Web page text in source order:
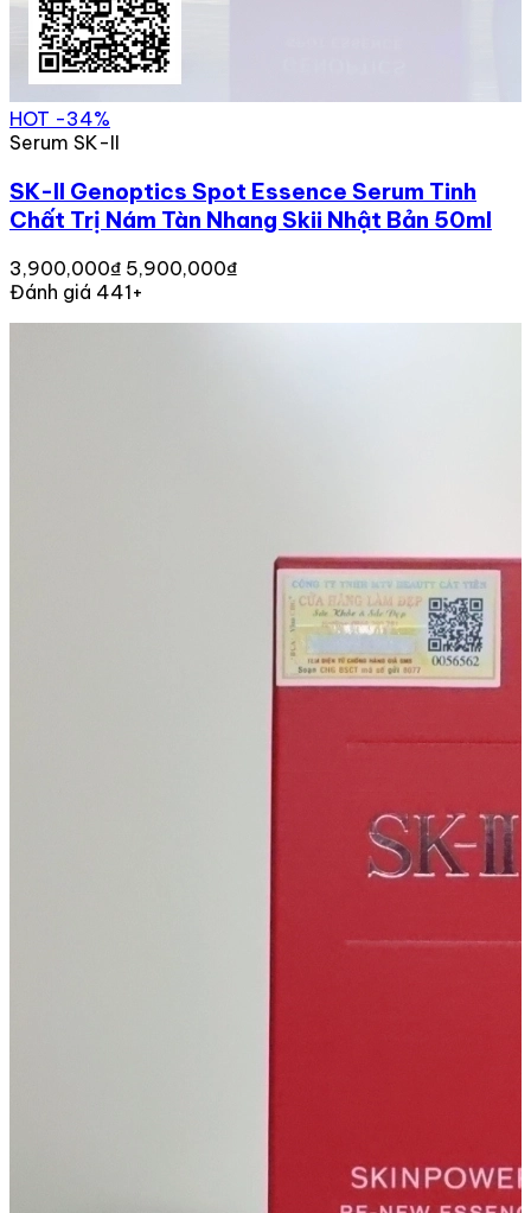
HOT -34%
Serum SK-II
SK-II Genoptics Spot Essence Serum Tinh
Chất Trị Nám Tàn Nhang Skii Nhật Bản 50ml
3,900,000₫ 5,900,000₫
Đánh giá 441+